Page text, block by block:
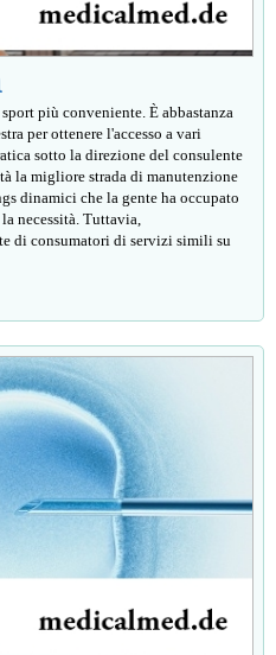
più conveniente. È abbastanza
per ottenere l'accesso a vari
sotto la direzione del consulente
la migliore strada di manutenzione
dinamici che la gente ha occupato
necessità. Tuttavia,
di consumatori di servizi simili su